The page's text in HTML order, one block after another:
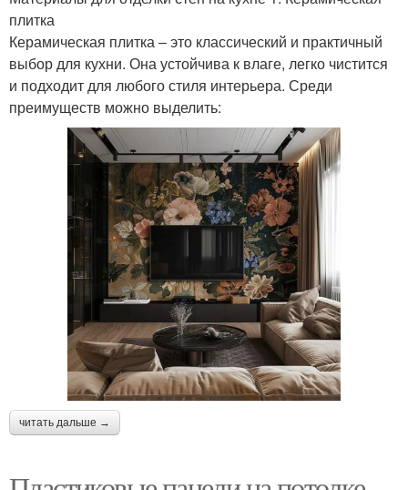
плитка
Керамическая плитка – это классический и практичный
выбор для кухни. Она устойчива к влаге, легко чистится
и подходит для любого стиля интерьера. Среди
преимуществ можно выделить:
читать дальше →